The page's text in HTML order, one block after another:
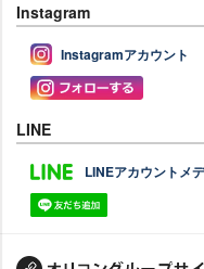
Instagram
Instagramアカウント
LINE
LINEアカウントメ